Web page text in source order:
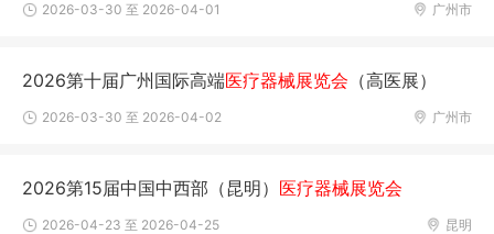
广州市
2026-03-30 至 2026-04-01
2026第十届广州国际高端医疗器械展览会 （高医展）
广州市
2026-03-30 至 2026-04-02
2026第15届中国中西部（昆明） 医疗器械展览会
昆明
2026-04-23 至 2026-04-25